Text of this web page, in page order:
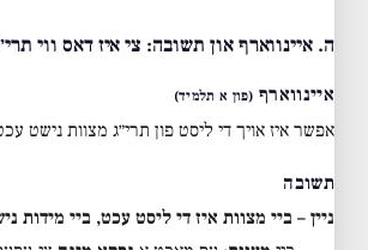
ה. איינווארף און תשובה: צי איז דאס ווי
איינווארף (פון א תלמיד)
אפשר איז אויך די ליסט פון תרי״ג מצוות נישט
תשובה
ניין – ביי מצוות איז די ליסט עכט, ביי מידות